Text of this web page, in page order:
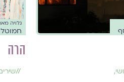
,
גלויה
הרה
//